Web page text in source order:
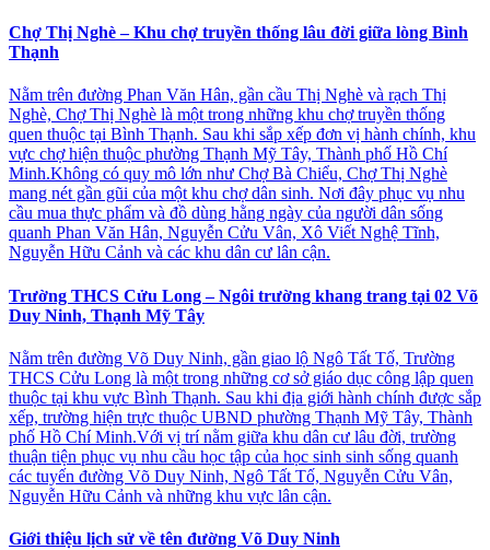
Chợ Thị Nghè – Khu chợ truyền thống lâu đời giữa lòng Bình
Thạnh
Nằm trên đường Phan Văn Hân, gần cầu Thị Nghè và rạch Thị
Nghè, Chợ Thị Nghè là một trong những khu chợ truyền thống
quen thuộc tại Bình Thạnh. Sau khi sắp xếp đơn vị hành chính, khu
vực chợ hiện thuộc phường Thạnh Mỹ Tây, Thành phố Hồ Chí
Minh.Không có quy mô lớn như Chợ Bà Chiểu, Chợ Thị Nghè
mang nét gần gũi của một khu chợ dân sinh. Nơi đây phục vụ nhu
cầu mua thực phẩm và đồ dùng hằng ngày của người dân sống
quanh Phan Văn Hân, Nguyễn Cửu Vân, Xô Viết Nghệ Tĩnh,
Nguyễn Hữu Cảnh và các khu dân cư lân cận.
Trường THCS Cửu Long – Ngôi trường khang trang tại 02 Võ
Duy Ninh, Thạnh Mỹ Tây
Nằm trên đường Võ Duy Ninh, gần giao lộ Ngô Tất Tố, Trường
THCS Cửu Long là một trong những cơ sở giáo dục công lập quen
thuộc tại khu vực Bình Thạnh. Sau khi địa giới hành chính được sắp
xếp, trường hiện trực thuộc UBND phường Thạnh Mỹ Tây, Thành
phố Hồ Chí Minh.Với vị trí nằm giữa khu dân cư lâu đời, trường
thuận tiện phục vụ nhu cầu học tập của học sinh sinh sống quanh
các tuyến đường Võ Duy Ninh, Ngô Tất Tố, Nguyễn Cửu Vân,
Nguyễn Hữu Cảnh và những khu vực lân cận.
Giới thiệu lịch sử về tên đường Võ Duy Ninh